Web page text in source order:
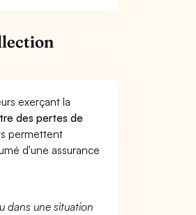
exerçant la
des pertes de
permettent
d'une assurance
dans une situation